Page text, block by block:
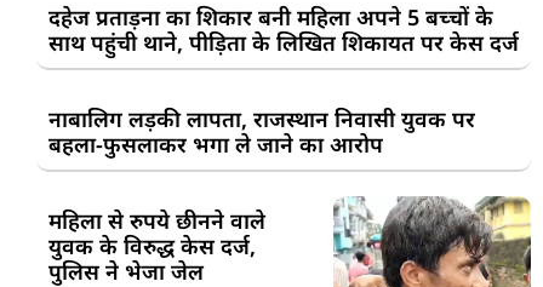
दहेज प्रताड़ना का शिकार बनी महिला अपने 5 बच्चों के
साथ पहुंची थाने, पीड़िता के लिखित शिकायत पर केस दर्ज
नाबालिग लड़की लापता, राजस्थान निवासी युवक पर
बहला-फुसलाकर भगा ले जाने का आरोप
महिला से रुपये छीनने वाले
युवक के विरुद्ध केस दर्ज,
पुलिस ने भेजा जेल